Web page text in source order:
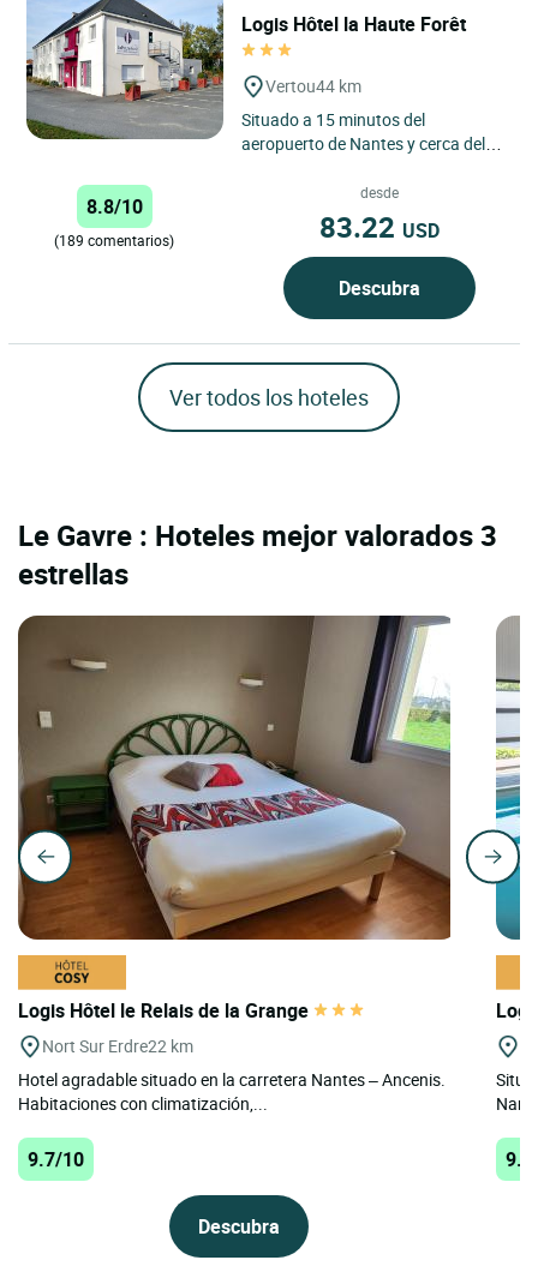
Logis Hôtel la Haute Forêt
Vertou44 km
Situado a 15 minutos del
aeropuerto de Nantes y cerca del
le acogerán en un ambiente...
8.8/10
(189 comentarios)
desde
83.22 USD
Descubra
Ver todos los hoteles
Le Gavre : Hoteles mejor valorados 3
estrellas
Logis Hôtel le Relais de la Grange
Nort Sur Erdre22 km
Hotel agradable situado en la carretera Nantes – Ancenis.
Habitaciones con climatización,...
9.7/10
Descubra